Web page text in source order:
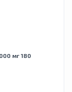
мг 180